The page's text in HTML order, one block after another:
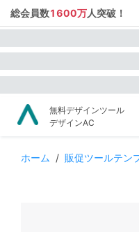
総会員数1600万人突破！
無料デザインツール
デザインAC
ホーム / 販促ツールテン